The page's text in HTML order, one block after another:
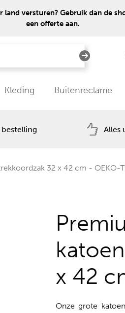
versturen? Gebruik dan de
een offerte aan.
Kleding Buitenreclame
Alles
32 x 42 cm - OEKO-
x 42
Onze grote